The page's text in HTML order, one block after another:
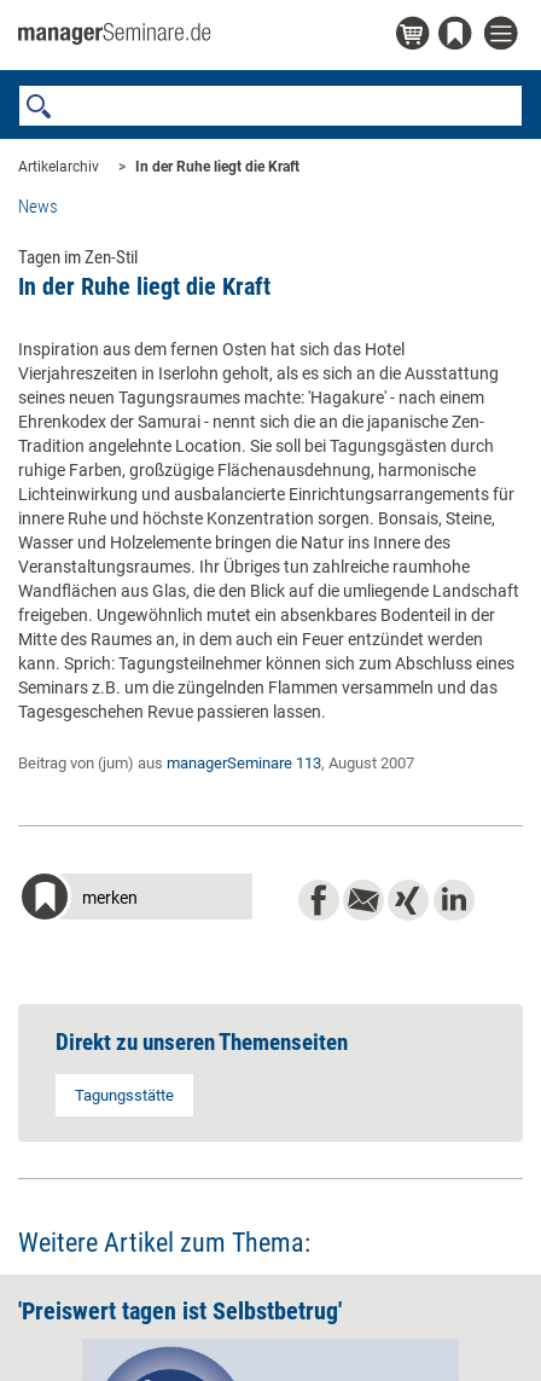
Artikelarchiv In der Ruhe liegt die Kraft
News
Tagen im Zen-Stil
In der Ruhe liegt die Kraft
Inspiration aus dem fernen Osten hat sich das Hotel
Vierjahreszeiten in Iserlohn geholt, als es sich an die Ausstattung
seines neuen Tagungsraumes machte: 'Hagakure' - nach einem
Ehrenkodex der Samurai - nennt sich die an die japanische Zen-
Tradition angelehnte Location. Sie soll bei Tagungsgästen durch
ruhige Farben, großzügige Flächenausdehnung, harmonische
Lichteinwirkung und ausbalancierte Einrichtungsarrangements für
innere Ruhe und höchste Konzentration sorgen. Bonsais, Steine,
Wasser und Holzelemente bringen die Natur ins Innere des
Veranstaltungsraumes. Ihr Übriges tun zahlreiche raumhohe
Wandflächen aus Glas, die den Blick auf die umliegende Landschaft
freigeben. Ungewöhnlich mutet ein absenkbares Bodenteil in der
Mitte des Raumes an, in dem auch ein Feuer entzündet werden
kann. Sprich: Tagungsteilnehmer können sich zum Abschluss eines
Seminars z.B. um die züngelnden Flammen versammeln und das
Tagesgeschehen Revue passieren lassen.
Beitrag von (jum) aus managerSeminare 113, August 2007
merken
Direkt zu unseren Themenseiten
Tagungsstätte
Weitere Artikel zum Thema:
'Preiswert tagen ist Selbstbetrug'